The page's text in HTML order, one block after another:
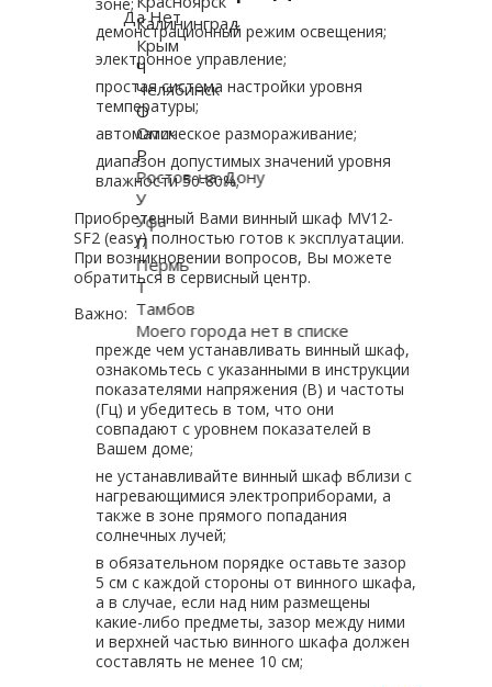
демонстрационный режим освещения;
электронное управление;
простая система настройки уровня
температуры;
автоматическое размораживание;
диапазон допустимых значений уровня
влажности 50-80%;
Приобретенный Вами винный шкаф MV12-
SF2 (easy) полностью готов к эксплуатации.
При возникновении вопросов, Вы можете
обратиться в сервисный центр.
Важно:
прежде чем устанавливать винный шкаф,
ознакомьтесь с указанными в инструкции
показателями напряжения (В) и частоты
(Гц) и убедитесь в том, что они
совпадают с уровнем показателей в
Вашем доме;
не устанавливайте винный шкаф вблизи с
нагревающимися электроприборами, а
также в зоне прямого попадания
солнечных лучей;
в обязательном порядке оставьте зазор
5 см с каждой стороны от винного шкафа,
а в случае, если над ним размещены
какие-либо предметы, зазор между ними
и верхней частью винного шкафа должен
составлять не менее 10 см;
Да Нет
Калининград
Крым
Ч
Челябинск
О
Омск
Р
Ростов-на-Дону
У
Уфа
П
Пермь
Т
Тамбов
Моего города нет в списке